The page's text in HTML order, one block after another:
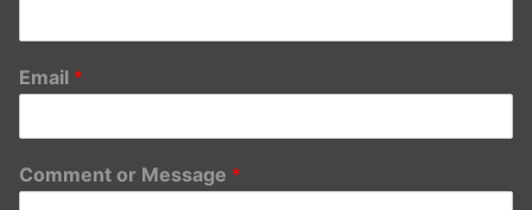
Email *
Comment or Message *